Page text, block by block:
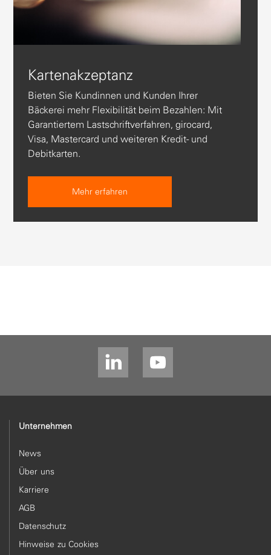
Kartenakzeptanz
Bieten Sie Kundinnen und Kunden Ihrer
Bäckerei mehr Flexibilität beim Bezahlen: Mit
Garantiertem Lastschriftverfahren, girocard,
Visa, Mastercard und weiteren Kredit- und
Debitkarten.
Mehr erfahren
Unternehmen
News
Über uns
Karriere
AGB
Datenschutz
Hinweise zu Cookies